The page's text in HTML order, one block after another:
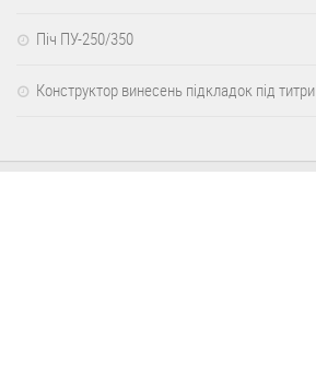
Піч ПУ-250/350
Конструктор винесень підкладок під титри